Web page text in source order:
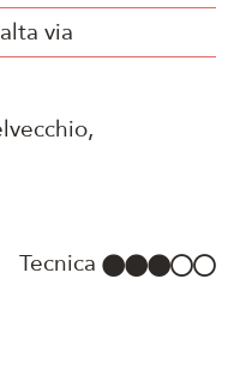
via
Tecnica